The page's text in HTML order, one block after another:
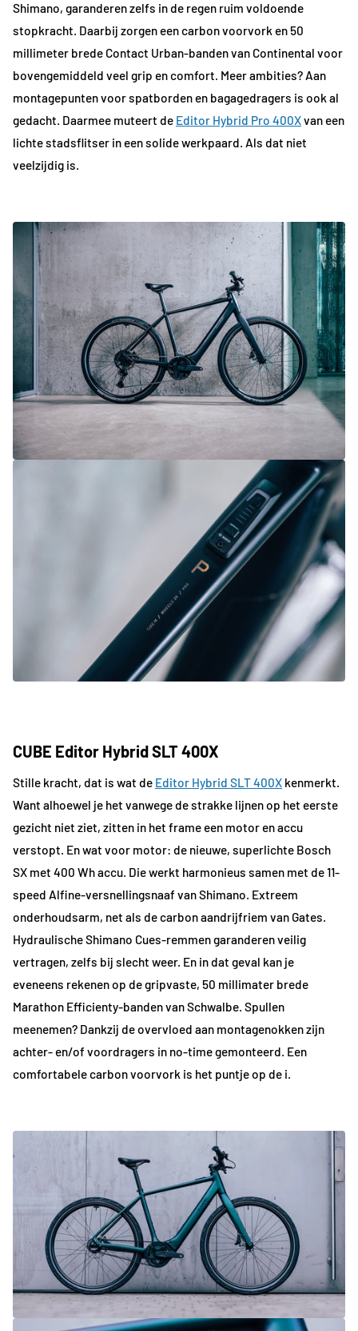
Shimano, garanderen zelfs in de regen ruim voldoende
stopkracht. Daarbij zorgen een carbon voorvork en 50
millimeter brede Contact Urban-banden van Continental voor
bovengemiddeld veel grip en comfort. Meer ambities? Aan
montagepunten voor spatborden en bagagedragers is ook al
gedacht. Daarmee muteert de Editor Hybrid Pro 400Xvan een
lichte stadsflitser in een solide werkpaard. Als dat niet
veelzijdig is.
CUBE Editor Hybrid SLT 400X
Stille kracht, dat is wat de Editor Hybrid SLT 400X kenmerkt.
Want alhoewel je het vanwege de strakke lijnen op het eerste
gezicht niet ziet, zitten in het frame een motor en accu
verstopt. En wat voor motor: de nieuwe, superlichte Bosch
SX met 400 Wh accu. Die werkt harmonieus samen met de 11-
speed Alfine-versnellingsnaaf van Shimano. Extreem
onderhoudsarm, net als de carbon aandrijfriem van Gates.
Hydraulische Shimano Cues-remmen garanderen veilig
vertragen, zelfs bij slecht weer. En in dat geval kan je
eveneens rekenen op de gripvaste, 50 millimater brede
Marathon Efficienty-banden van Schwalbe. Spullen
meenemen? Dankzij de overvloed aan montagenokken zijn
achter- en/of voordragers in no-time gemonteerd. Een
comfortabele carbon voorvork is het puntje op de i.